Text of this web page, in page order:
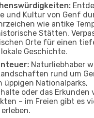
und Kultur von Genf
wie antike
Stätten.
Orte für einen
Geschichte.
Naturliebhaber
rund um
üppigen Nationalparks,
oder das Erkunden
– im Freien gibt es